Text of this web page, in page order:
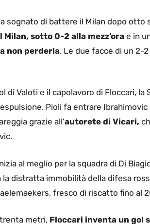
sognato di battere il Milan dopo otto
Milan, sotto 0-2 alla mezz’ora e in
non perderla. Le due facce di un 2-
di Valoti e il capolavoro di Floccari, la
Pioli fa entrare Ibrahimovic
grazie all’autorete di Vicari,
al meglio per la squadra di Di
la distratta immobilità della difesa
fresco di riscatto fino al
trenta metri, Floccari inventa un gol